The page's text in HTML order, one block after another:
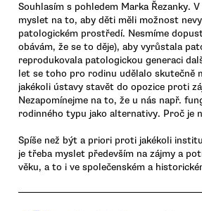
Souhlasím s pohledem Marka Řezanky.
myslet na to, aby děti měli možnost
patologickém prostředí. Nesmíme
obávám, že se to děje), aby vyrůstala
reprodukovala patologickou generaci
let se toho pro rodinu udělalo skutečně
jakékoli ústavy stavět do opozice proti
Nezapomínejme na to, že u nás např.
rodinného typu jako alternativy. Proč je
Spíše než být a priori proti jakékoli
je třeba myslet především na zájmy a
věku, a to i ve společenském a